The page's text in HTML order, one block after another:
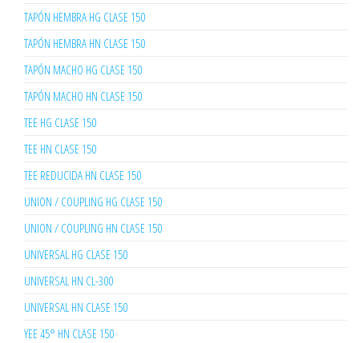
TAPÓN HEMBRA HG CLASE 150
TAPÓN HEMBRA HN CLASE 150
TAPÓN MACHO HG CLASE 150
TAPÓN MACHO HN CLASE 150
TEE HG CLASE 150
TEE HN CLASE 150
TEE REDUCIDA HN CLASE 150
UNION / COUPLING HG CLASE 150
UNION / COUPLING HN CLASE 150
UNIVERSAL HG CLASE 150
UNIVERSAL HN CL-300
UNIVERSAL HN CLASE 150
YEE 45° HN CLASE 150